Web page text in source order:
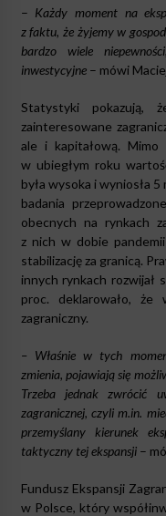
– Każdy moment na
z faktu, że żyjemy w
bardzo wiele
inwestycyjne – mówi
Statystyki pokazują,
zainteresowane
ale i kapitałową. Mimo
w ubiegłym roku
była wysoka i wyniosła
badania
obecnych na rynkach
z nich w dobie
stabilizację za granicą.
innych rynkach rozwijał
proc. deklarowało,
zagraniczny.
– Właśnie w tych
zmienia, pojawiają się
Trzeba jednak zwrócić
zagranicznej, czyli m.in.
przemyślany kierunek
taktyczny tej ekspansji –
Fundusz Ekspansji
w Polsce, który